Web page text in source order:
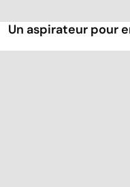
Un aspirateur pour